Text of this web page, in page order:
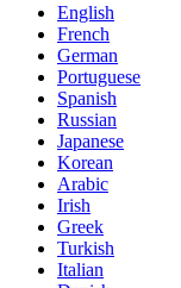
English
French
German
Portuguese
Spanish
Russian
Japanese
Korean
Arabic
Irish
Greek
Turkish
Italian